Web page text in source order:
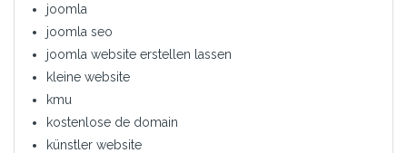
joomla
joomla seo
joomla website erstellen lassen
kleine website
kmu
kostenlose de domain
künstler website